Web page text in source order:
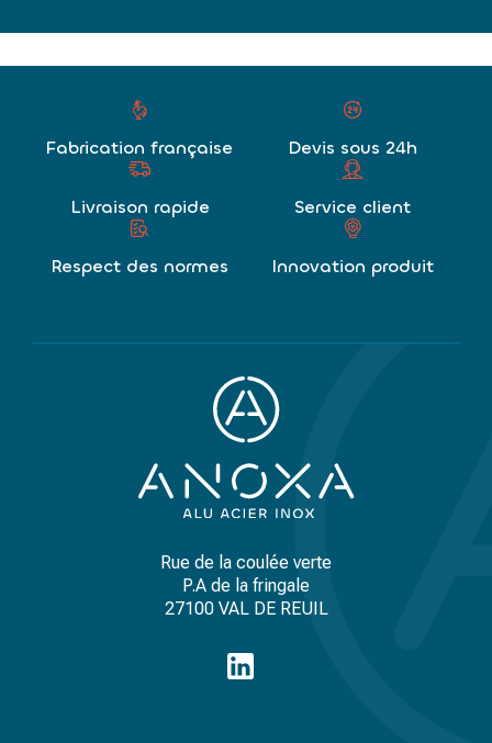
Fabrication française Devis sous 24h
Livraison rapide Service client
Respect des normes Innovation produit
Rue de la coulée verte
P.A de la fringale
27100 VAL DE REUIL